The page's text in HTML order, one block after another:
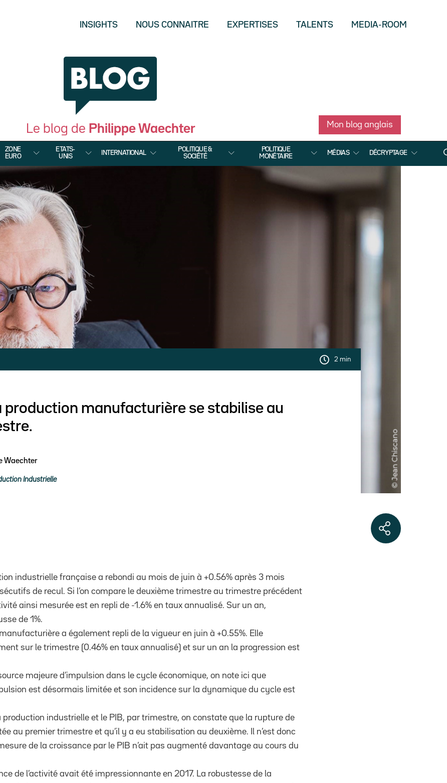
INSIGHTS NOUS CONNAITRE EXPERTISES TALENTS MEDIA-ROOM
Le blog de Philippe Waechter Mon blog anglais
ZONE
EURO
ETATS-
UNIS
INTERNATIONAL
POLITIQUE &
SOCIÉTÉ
POLITIQUE
MONÉTAIRE
MÉDIAS DÉCRYPTAGE
2 min
production manufacturière se stabilise au
Waechter
Industrielle
industrielle française a rebondi au mois de juin à +0.56% après 3 mois
de recul. Si l’on compare le deuxième trimestre au trimestre précédent
ainsi mesurée est en repli de -1.6% en taux annualisé. Sur un an,
de 1%.
manufacturière a également repli de la vigueur en juin à +0.55%. Elle
sur le trimestre (0.46% en taux annualisé) et sur un an la progression est
majeure d’impulsion dans le cycle économique, on note ici que
est désormais limitée et son incidence sur la dynamique du cycle est
production industrielle et le PIB, par trimestre, on constate que la rupture de
au premier trimestre et qu’il y a eu stabilisation au deuxième. Il n’est donc
de la croissance par le PIB n’ait pas augmenté davantage au cours du
de l’activité avait été impressionnante en 2017. La robustesse de la